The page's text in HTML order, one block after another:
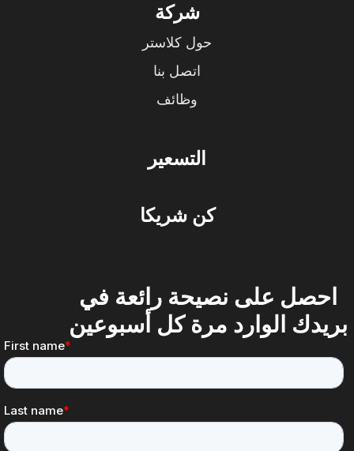
شركة
حول كلاستر
اتصل بنا
وظائف
التسعير
كن شريكا
احصل على نصيحة رائعة في
بريدك الوارد مرة كل أسبوعين